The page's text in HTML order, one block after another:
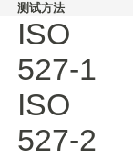
测试方法
ISO
527-1
ISO
527-2